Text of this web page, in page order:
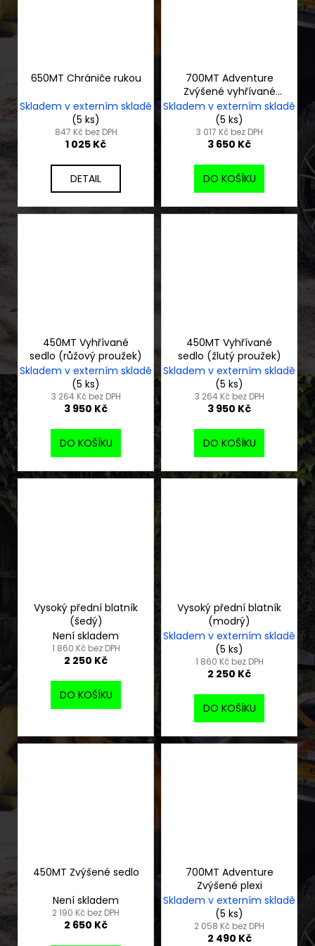
650MT Chrániče rukou
Skladem v externím skladě
(5 ks)
847 Kč bez DPH
1 025 Kč
DETAIL
700MT Adventure
Zvýšené vyhřívané
sedlo
Skladem v externím skladě
(5 ks)
3 017 Kč bez DPH
3 650 Kč
DO KOŠÍKU
450MT Vyhřívané
sedlo (růžový proužek)
Skladem v externím skladě
(5 ks)
3 264 Kč bez DPH
3 950 Kč
DO KOŠÍKU
450MT Vyhřívané
sedlo (žlutý proužek)
Skladem v externím skladě
(5 ks)
3 264 Kč bez DPH
3 950 Kč
DO KOŠÍKU
Vysoký přední blatník
(šedý)
Není skladem
1 860 Kč bez DPH
2 250 Kč
DO KOŠÍKU
Vysoký přední blatník
(modrý)
Skladem v externím skladě
(5 ks)
1 860 Kč bez DPH
2 250 Kč
DO KOŠÍKU
450MT Zvýšené sedlo
Není skladem
2 190 Kč bez DPH
2 650 Kč
700MT Adventure
Zvýšené plexi
Skladem v externím skladě
(5 ks)
2 058 Kč bez DPH
2 490 Kč